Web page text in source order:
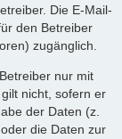
Die E-Mail-
den Betreiber
zugänglich.
nur mit
nicht, sofern er
der Daten (z.
die Daten zur